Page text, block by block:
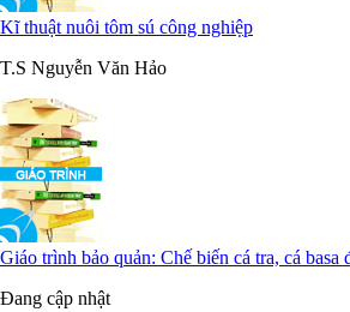
Kĩ thuật nuôi tôm sú công nghiệp
T.S Nguyễn Văn Hảo
Giáo trình bảo quản: Chế biến cá tra, cá basa
Đang cập nhật